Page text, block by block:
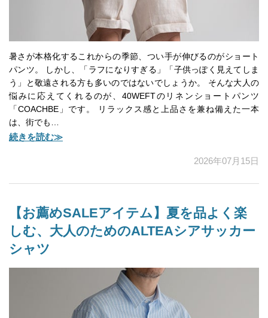
暑さが本格化するこれからの季節、つい手が伸びるのがショート
パンツ。 しかし、「ラフになりすぎる」「子供っぽく見えてしま
う」と敬遠される方も多いのではないでしょうか。 そんな大人の
悩みに応えてくれるのが、40WEFTのリネンショートパンツ
「COACHBE」です。 リラックス感と上品さを兼ね備えた一本
は、街でも…
続きを読む≫
2026年07月15日
【お薦めSALEアイテム】夏を品よく楽
しむ、大人のためのALTEAシアサッカー
シャツ